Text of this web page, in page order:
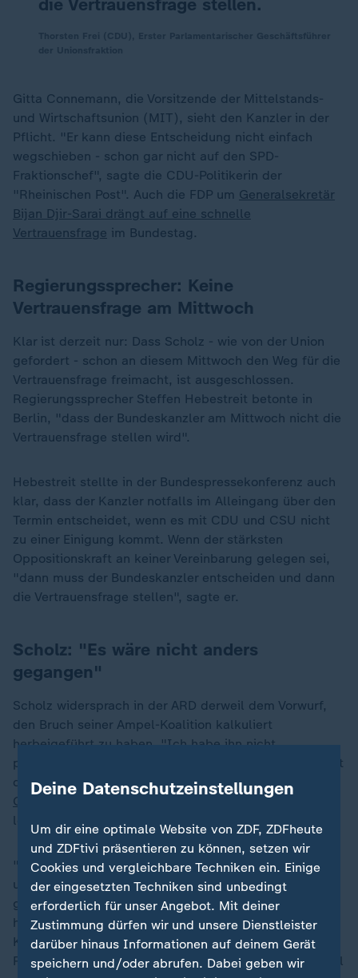
die Vertrauensfrage stellen.
Gitta Connemann, die Vorsitzende der Mittelstands-
und Wirtschaftsunion (MIT), sieht den Kanzler in der
Pflicht. "Er kann diese Entscheidung nicht einfach
wegschieben - schon gar nicht auf den SPD-
Fraktionschef", sagte die CDU-Politikerin der
"Rheinischen Post". Auch die FDP um Generalsekretär
Bijan Djir-Sarai drängt auf eine schnelle
Vertrauensfrage im Bundestag.
Regierungssprecher: Keine
Vertrauensfrage am Mittwoch
Klar ist derzeit nur: Dass Scholz - wie von der Union
gefordert - schon an diesem Mittwoch den Weg für die
Vertrauensfrage freimacht, ist ausgeschlossen.
Regierungssprecher Steffen Hebestreit betonte in
Berlin, "dass der Bundeskanzler am Mittwoch nicht die
Vertrauensfrage stellen wird".
Hebestreit stellte in der Bundespressekonferenz auch
klar, dass der Kanzler notfalls im Alleingang über den
Termin entscheidet, wenn es mit CDU und CSU nicht
zu einer Einigung kommt. Wenn der stärksten
Oppositionskraft an keiner Vereinbarung gelegen sei,
"dann muss der Bundeskanzler entscheiden und dann
die Vertrauensfrage stellen", sagte er.
Scholz: "Es wäre nicht anders
gegangen"
Scholz widersprach in der ARD derweil dem Vorwurf,
den Bruch seiner Ampel-Koalition kalkuliert
herbeigeführt zu haben. "Ich habe ihn nicht
provoziert", sagte der SPD-Politiker. Er habe bis zuletzt
dafür gekämpft, dass die Dreierkonstellation aus SPD,
Grünen
zusammenbleibt, das sei aber
letztlich nicht möglich gewesen.
"Ich habe es ertragen, dass ich für den Kompromiss
und die Kooperation immer wieder, manchmal auch
gute Miene zu einem ziemlich bösen Spiel gemacht
habe", sagte Scholz. Ohne seine
Kooperationsbereitschaft und Kompromisse "hätte die
Regierung so lange nicht gehalten". Sie wäre nicht mal
Deine Datenschutzeinstellungen
Um dir eine optimale Website von ZDF, ZDFheute
und ZDFtivi präsentieren zu können, setzen wir
Cookies und vergleichbare Techniken ein. Einige
der eingesetzten Techniken sind unbedingt
erforderlich für unser Angebot. Mit deiner
Zustimmung dürfen wir und unsere Dienstleister
darüber hinaus Informationen auf deinem Gerät
speichern und/oder abrufen. Dabei geben wir